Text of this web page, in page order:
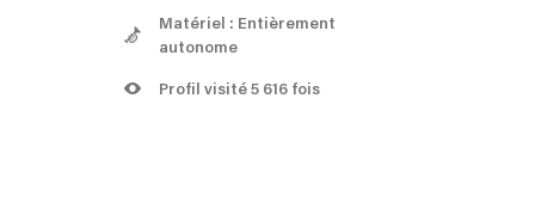
Matériel : Entièrement
autonome
Profil visité 5 616 fois